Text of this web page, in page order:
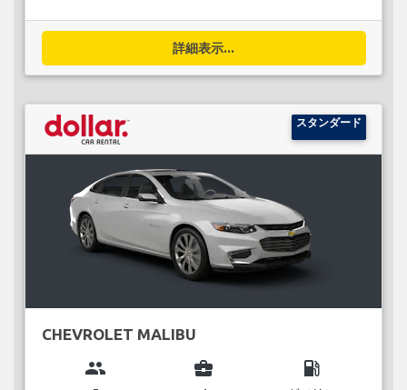
詳細表示...
スタンダード
CHEVROLET MALIBU
group business_center local_gas_station